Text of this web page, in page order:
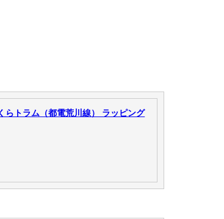
らトラム（都電荒川線） ラッピング